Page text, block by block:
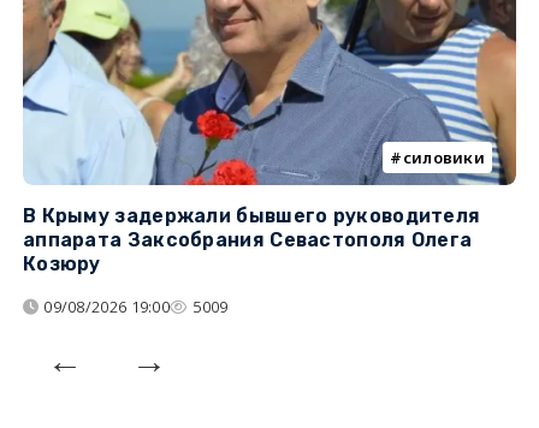
силовики
В Крыму задержали бывшего руководителя
аппарата Заксобрания Севастополя Олега
Козюру
09/08/2026 19:00 5009